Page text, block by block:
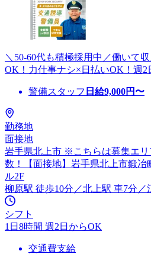
＼50-60代も積極採用中／働いて
OK！力仕事ナシ×日払いOK！週2
警備スタッフ 日給9,000円〜
勤務地
面接地
岩手県北上市 ※こちらは募集エ
数！【面接地】岩手県北上市鍛冶
ル2F
柳原駅 徒歩10分／北上駅 車7分／
シフト
1日8時間 週2日からOK
交通費支給